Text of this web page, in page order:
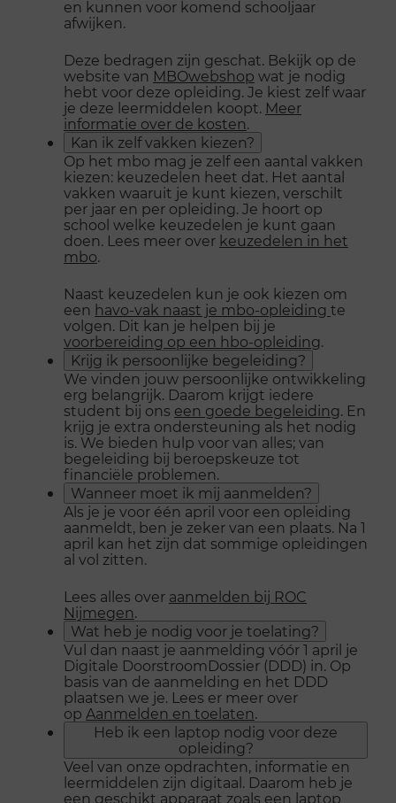
en kunnen voor komend schooljaar
afwijken.
Deze bedragen zijn geschat. Bekijk op de
website van MBOwebshop wat je nodig
hebt voor deze opleiding. Je kiest zelf waar
je deze leermiddelen koopt. Meer
informatie over de kosten.
Kan ik zelf vakken kiezen?
Op het mbo mag je zelf een aantal vakken
kiezen: keuzedelen heet dat. Het aantal
vakken waaruit je kunt kiezen, verschilt
per jaar en per opleiding. Je hoort op
school welke keuzedelen je kunt gaan
doen. Lees meer over keuzedelen in het
mbo.
Naast keuzedelen kun je ook kiezen om
een havo-vak naast je mbo-opleiding te
volgen. Dit kan je helpen bij je
voorbereiding op een hbo-opleiding.
Krijg ik persoonlijke begeleiding?
We vinden jouw persoonlijke ontwikkeling
erg belangrijk. Daarom krijgt iedere
student bij ons een goede begeleiding. En
krijg je extra ondersteuning als het nodig
is. We bieden hulp voor van alles; van
begeleiding bij beroepskeuze tot
financiële problemen.
Wanneer moet ik mij aanmelden?
Als je je voor één april voor een opleiding
aanmeldt, ben je zeker van een plaats. Na 1
april kan het zijn dat sommige opleidingen
al vol zitten.
Lees alles over aanmelden bij ROC
Nijmegen.
Wat heb je nodig voor je toelating?
Vul dan naast je aanmelding vóór 1 april je
Digitale DoorstroomDossier (DDD) in. Op
basis van de aanmelding en het DDD
plaatsen we je. Lees er meer over
op Aanmelden en toelaten.
Heb ik een laptop nodig voor deze
opleiding?
Veel van onze opdrachten, informatie en
leermiddelen zijn digitaal. Daarom heb je
een geschikt apparaat zoals een laptop